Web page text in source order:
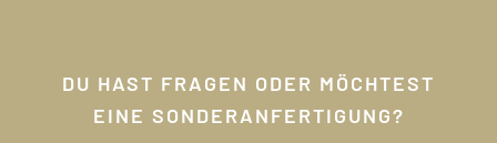
DU HAST FRAGEN ODER MÖCHTEST
EINE SONDERANFERTIGUNG?